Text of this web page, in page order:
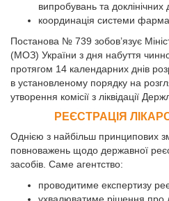
випробувань та доклінічних
координація системи
Постанова № 739 зобов’язує
(МОЗ) України з дня набуття
протягом 14 календарних днів
в установленому порядку на
утворення комісії з ліквідації
РЕЄСТРАЦІЯ
Однією з найбільш принципових
повноважень щодо державної
засобів. Саме агентство:
проводитиме експертизу